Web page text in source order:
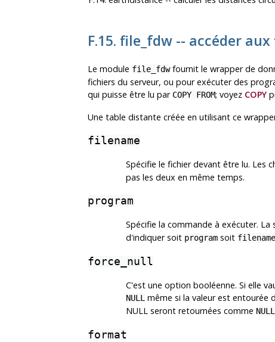
F.15. file_fdw -- accéder
Le module file_fdwfournit le wrapper de
fichiers du serveur, ou pour exécuter des
qui puisse être lu par COPY FROM; voyez COPY
Une table distante créée en utilisant ce
filename
Spécifie le fichier devant être lu. Les
pas les deux en même temps.
program
Spécifie la commande à exécuter.
d'indiquer soit program soit filename
force_null
C'est une option booléenne. Si elle
NULL même si la valeur est entourée
NULL seront retournées comme NULL
format